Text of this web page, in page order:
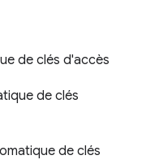
de clés d'accès
de clés
de clés